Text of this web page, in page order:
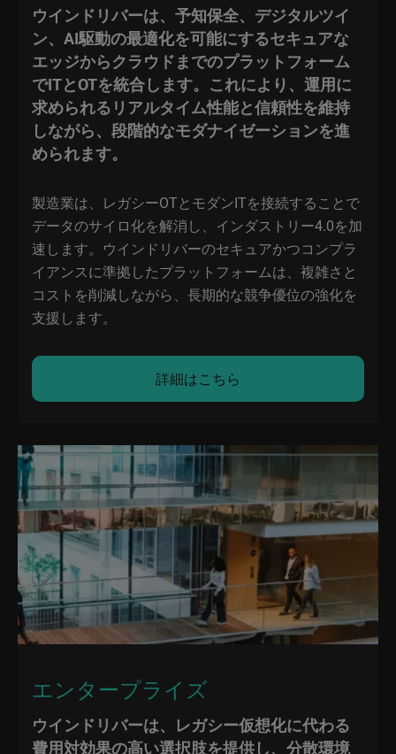
ウインドリバーは、予知保全、デジタルツイ
ン、AI駆動の最適化を可能にするセキュアな
エッジからクラウドまでのプラットフォーム
でITとOTを統合します。これにより、運用に
求められるリアルタイム性能と信頼性を維持
しながら、段階的なモダナイゼーションを進
められます。
製造業は、レガシーOTとモダンITを接続することで
データのサイロ化を解消し、インダストリー4.0を加
速します。ウインドリバーのセキュアかつコンプラ
イアンスに準拠したプラットフォームは、複雑さと
コストを削減しながら、長期的な競争優位の強化を
支援します。
詳細はこちら
エンタープライズ
ウインドリバーは、レガシー仮想化に代わる
費用対効果の高い選択肢を提供し、分散環境